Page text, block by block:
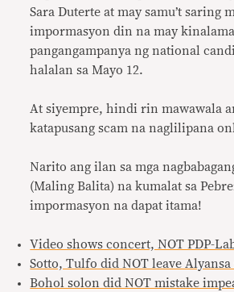
Sara Duterte at may samu’t saring
impormasyon din na may
pangangampanya ng national
halalan sa Mayo 12.
At siyempre, hindi rin mawawala
katapusang scam na naglilipana
Narito ang ilan sa mga
(Maling Balita) na kumalat sa
impormasyon na dapat itama!
Video shows concert, NOT PDP-
Sotto, Tulfo did NOT leave Alyansa
Bohol solon did NOT mistake